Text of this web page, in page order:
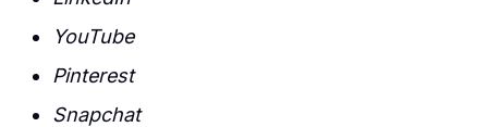
YouTube
Pinterest
Snapchat